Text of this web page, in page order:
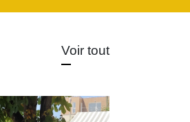
Voir tout